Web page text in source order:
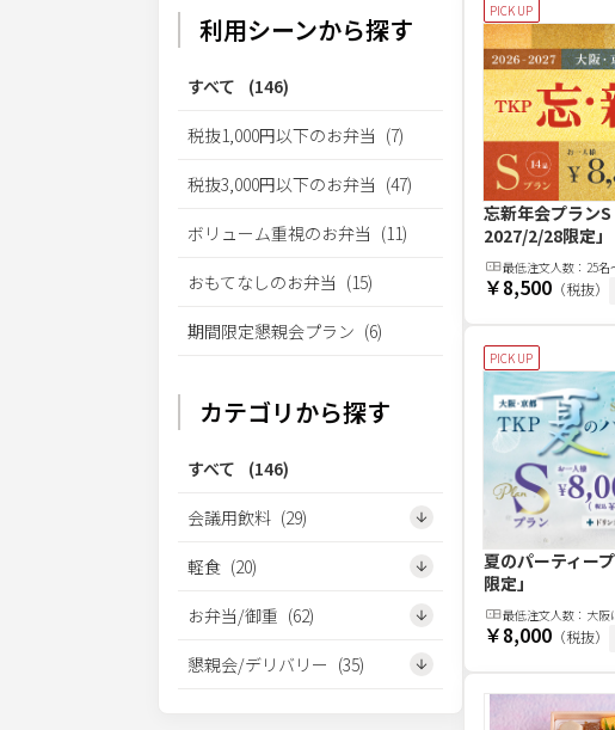
利用シーンから探す
すべて (146)
税抜1,000円以下のお弁当 (7)
税抜3,000円以下のお弁当 (47)
ボリューム重視のお弁当 (11)
おもてなしのお弁当 (15)
期間限定懇親会プラン (6)
カテゴリから探す
すべて (146)
会議用飲料 (29)
軽食 (20)
お弁当/御重 (62)
懇親会/デリバリー (35)
PICK UP
忘新年会プランS
2027/2/28限定」
最低注文人数： 25名
￥8,500 （税抜）
PICK UP
夏のパーティー
限定」
最低注文人数： 大阪
￥8,000 （税抜）